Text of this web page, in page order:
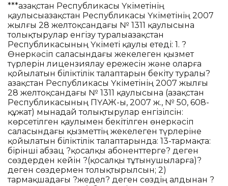
***Қазақстан Республикасы Үкіметінің
қаулысыҚазақстан Республикасы Үкіметінің 2007
жылғы 28 желтоқсандағы № 1311 қаулысына
толықтырулар енгізу туралыҚазақстан
Республикасының Үкіметі қаулы етеді: 1. ?
Өнеркәсіп саласындағы жекелеген қызмет
түрлерін лицензиялау ережесін және оларға
қойылатын біліктілік талаптарын бекіту туралы?
Қазақстан Республикасы Үкіметінің 2007 жылғы
28 желтоқсандағы № 1311 қаулысына (Қазақстан
Республикасының ПҮАЖ-ы, 2007 ж., № 50, 608-
құжат) мынадай толықтырулар енгізілсін:
көрсетілген қаулымен бекітілген өнеркәсіп
саласындағы қызметтің жекелеген түрлеріне
қойылатын біліктілік талаптарында: 13-тармақта:
бірінші абзац ?қосалқы абоненттерге? деген
сөздерден кейін ?(қосалқы тұтынушыларға)?
деген сөздермен толықтырылсын; 2)
тармақшадағы ?жедел? деген сөздің алдынан ?